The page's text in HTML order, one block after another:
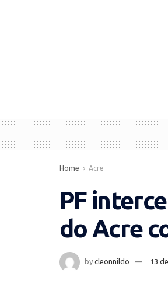
Home Acre
PF
do Acre
by cleonnildo 13